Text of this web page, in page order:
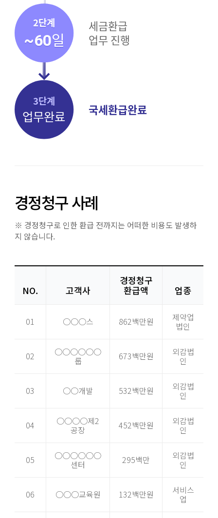
경정청구 사례
※ 경정청구로 인한 환급 전까지는 어떠한 비용도 발생하
지 않습니다.
NO. 고객사
경정청구
환급액
업종
01 ○○○스 862백만원 제약업
법인
02 ○○○○○○
룹 673백만원 외감법
인
03 ○○개발 532백만원 외감법
인
04 ○○○○제2
공장 452백만원 외감법
인
05 ○○○○○○
센터 295백만 외감법
인
06 ○○○교육원 132백만원 서비스
업